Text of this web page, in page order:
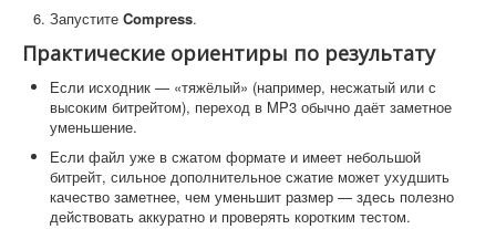
Запустите Compress.
Практические ориентиры по результату
Если исходник — «тяжёлый» (например, несжатый или с
высоким битрейтом), переход в MP3 обычно даёт заметное
уменьшение.
Если файл уже в сжатом формате и имеет небольшой
битрейт, сильное дополнительное сжатие может ухудшить
качество заметнее, чем уменьшит размер — здесь полезно
действовать аккуратно и проверять коротким тестом.